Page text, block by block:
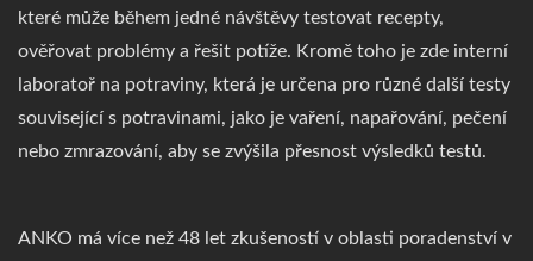
které může během jedné návštěvy testovat recepty,
ověřovat problémy a řešit potíže. Kromě toho je zde interní
laboratoř na potraviny, která je určena pro různé další testy
související s potravinami, jako je vaření, napařování, pečení
nebo zmrazování, aby se zvýšila přesnost výsledků testů.
ANKO má více než 48 let zkušeností v oblasti poradenství v